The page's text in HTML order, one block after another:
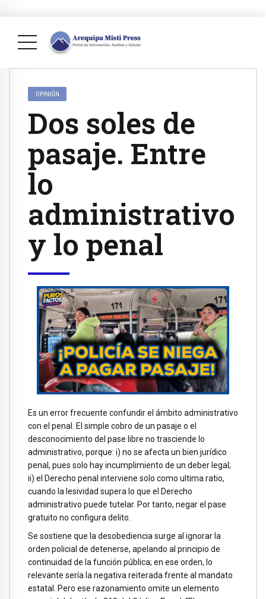
OPINIÓN
Dos soles de
pasaje. Entre
lo
administrativo
y lo penal
Es un error frecuente confundir el ámbito administrativo
con el penal. El simple cobro de un pasaje o el
desconocimiento del pase libre no trasciende lo
administrativo, porque: i) no se afecta un bien jurídico
penal, pues solo hay incumplimiento de un deber legal;
ii) el Derecho penal interviene solo como ultima ratio,
cuando la lesividad supera lo que el Derecho
administrativo puede tutelar. Por tanto, negar el pase
gratuito no configura delito.
Se sostiene que la desobediencia surge al ignorar la
orden policial de detenerse, apelando al principio de
continuidad de la función pública; en ese orden, lo
relevante sería la negativa reiterada frente al mandato
estatal. Pero ese razonamiento omite un elemento